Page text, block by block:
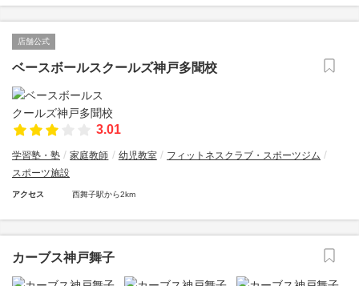
店舗公式
ベースボールスクールズ神戸多聞校
3.01
学習塾・塾 家庭教師 幼児教室
フィットネスクラブ・スポーツジム
スポーツ施設
アクセス 西舞子駅から2km
カーブス神戸舞子